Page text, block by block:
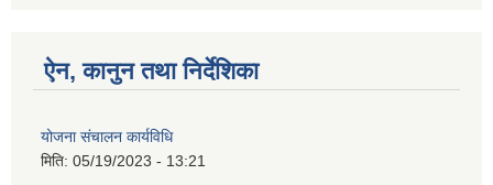
ऐन, कानुन तथा निर्देशिका
योजना संचालन कार्यविधि
मिति: 05/19/2023 - 13:21